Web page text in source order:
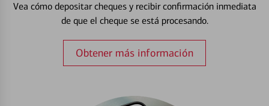
Vea cómo depositar cheques y recibir confirmación inmediata
de que el cheque se está procesando.
Obtener más información